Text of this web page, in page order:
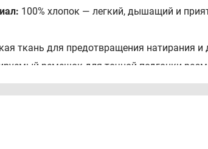
100% хлопок — легкий, дышащий и
ткань для предотвращения натирания и
ремешок для точной подгонки